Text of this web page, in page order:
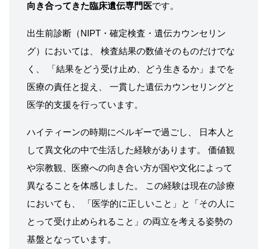
向き合ってきた臨床遺伝専門医です。
出生前診断（NIPT・確定検査・遺伝カウンセリン
グ）においては、 検査結果の数値そのものだけでな
く、 「結果をどう受け止め、どう生きるか」までを
医療の責任と捉え、 一貫した遺伝カウンセリングと
医学的支援を行っています。
ハイティーンの時期にベルギーで過ごし、 日本人と
して異文化の中で生活した経験があります。 価値観
や宗教観、医療への向き合い方が国や文化によって
異なることを体感しました。 この経験は現在の診療
においても、 「医学的に正しいこと」と「その人に
とって受け止められること」の両立を考える姿勢の
基盤となっています。